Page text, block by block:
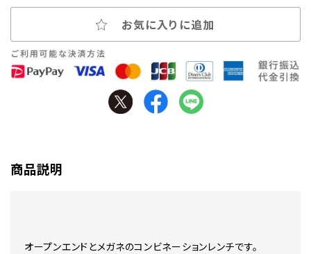
お気に入りに追加
商品説明
オープンエンドとメガネのコンビネーションレンチです。